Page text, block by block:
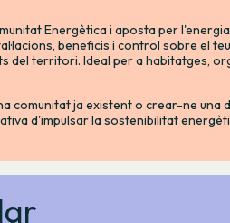
Energètica i aposta per
beneficis i control sobre el
del territori. Ideal per a habitatges,
comunitat ja existent o crear-ne una
d'impulsar la sostenibilitat